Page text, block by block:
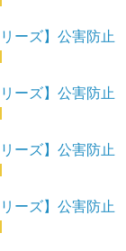
ーズ】公害防止
ーズ】公害防止
ーズ】公害防止
ーズ】公害防止